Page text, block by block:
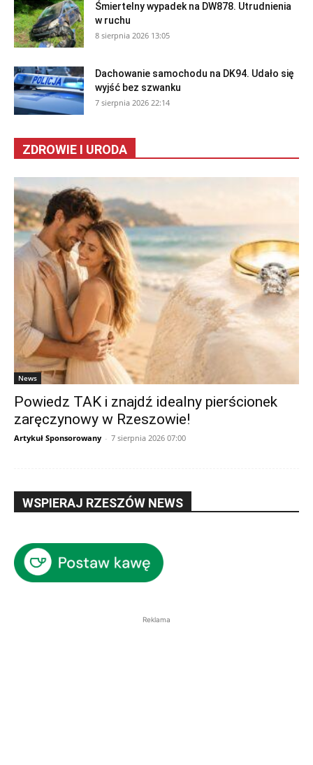
Śmiertelny wypadek na DW878. Utrudnienia
w ruchu
8 sierpnia 2026 13:05
Dachowanie samochodu na DK94. Udało się
wyjść bez szwanku
7 sierpnia 2026 22:14
ZDROWIE I URODA
News
Powiedz TAK i znajdź idealny pierścionek
zaręczynowy w Rzeszowie!
Artykuł Sponsorowany - 7 sierpnia 2026 07:00
WSPIERAJ RZESZÓW NEWS
Reklama